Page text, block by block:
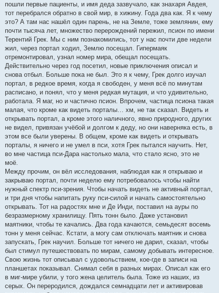
пошли первые пациенты, и имя деда зазвучало, как знахаря Авдея,
тот перебрался обратно в свой мир, в хижину. Года два как. Я к чему
это? А там нас нашёл один парень, не на Земле, тоже землянин, ему
почти тысяча лет, множество перерождений пережил, псион по имени
Терентий Грек. Мы с ним познакомились, тот у нас почти две недели
жил, через портал ходил, Землю посещал. Гипермаяк
отремонтировал, узнал номер мира, обещал посещать.
Действительно через год посетил, новые приключения описал и
снова отбыл. Больше пока не был. Это я к чему, Грек долго изучал
портал, в редкое время, когда я свободен, у меня всё по минутам
расписано, и понял, что у меня редкая мутация, и что удивительно,
работала. Я маг, но и частично псион. Впрочем, частица псиона такая
малая, что кроме как видеть порталы… хм, не так сказал. Видеть и
открывать портал, а кроме этого наличного, явно природного, других
не видел, привязан учёбой и долгом к деду, но они наверняка есть, в
этом все были уверены. В общем, кроме как видеть и открывать
порталы, я ничего и не умел в пси, хотя Грек пытался научить. Нет,
во мне частица пси-Дара настолько мала, что стало ясно, это не
моё.
Между прочим, он вёл исследования, наблюдая как я открываю и
закрываю портал, почти неделю ему потребовалось чтобы найти
нужный спектр пси-зрения. Чтобы начать видеть не активный портал,
и три дня чтобы напитать руку пси-силой и начать самостоятельно
открывать. Тот на радостях мне и Де Инди, поставил на ауры по
безразмерному хранилищу. Пять тонн было. Даже установил
маятники, чтобы те качались. Два года качаются, семьдесят восемь
тонн у меня сейчас. Кстати, а могу сам отключать маятник и снова
запускать, Грек научил. Больше тот ничего не дарил, сказал, чтобы
был стимул путешествовать по мирам, самому добывать интересное.
Свою жизнь тот описывал с удовольствием, кое-где в записи на
планшетах показывал. Снимал себя в разных мирах. Описал как его
в миг-мире убили, у того жена целитель была. Тоже из наших, из
серых. Он переродился, дождался семнадцати лет и активировав